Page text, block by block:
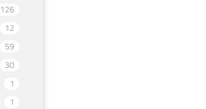
126
12
59
30
1
1